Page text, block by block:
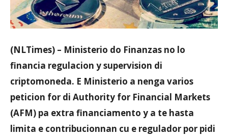
(NLTimes) – Ministerio do Finanzas no lo
financia regulacion y supervision di
criptomoneda. E Ministerio a nenga varios
peticion for di Authority for Financial Markets
(AFM) pa extra financiamento y a te hasta
limita e contribucionnan cu e regulador por pidi